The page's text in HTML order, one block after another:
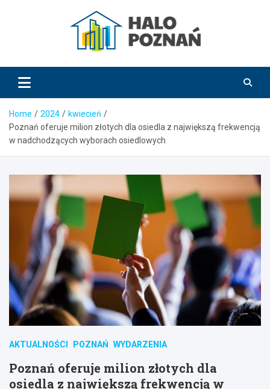
HaloPoznań.pl
Home 2024
kwiecień
Poznań oferuje milion złotych dla osiedla z największą frekwencją
w nadchodzących wyborach osiedlowych
AKTUALNOŚCI POZNAŃ WYDARZENIA
Poznań oferuje milion złotych dla
osiedla z największą frekwencją w